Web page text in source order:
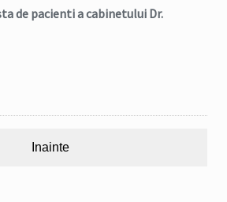
de pacienti a cabinetului Dr.